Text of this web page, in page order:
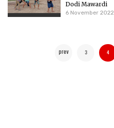
Dodi Mawardi
6 November 2022
prev 3 4